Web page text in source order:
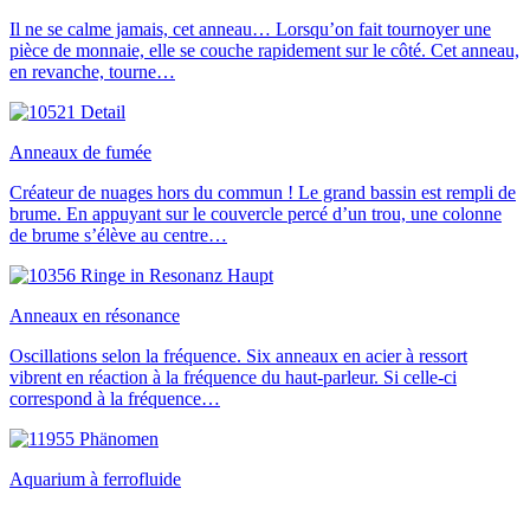
Il ne se calme jamais, cet anneau… Lorsqu’on fait tournoyer une
pièce de monnaie, elle se couche rapidement sur le côté. Cet anneau,
en revanche, tourne…
Anneaux de fumée
Créateur de nuages hors du commun ! Le grand bassin est rempli de
brume. En appuyant sur le couvercle percé d’un trou, une colonne
de brume s’élève au centre…
Anneaux en résonance
Oscillations selon la fréquence. Six anneaux en acier à ressort
vibrent en réaction à la fréquence du haut-parleur. Si celle-ci
correspond à la fréquence…
Aquarium à ferrofluide